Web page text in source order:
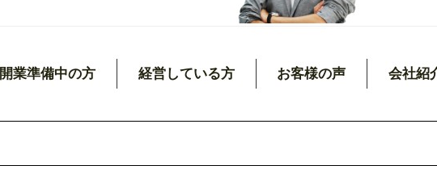
開業準備中の方 経営している方 お客様の声 会社紹